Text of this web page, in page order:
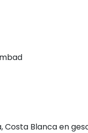
Costa Blanca en